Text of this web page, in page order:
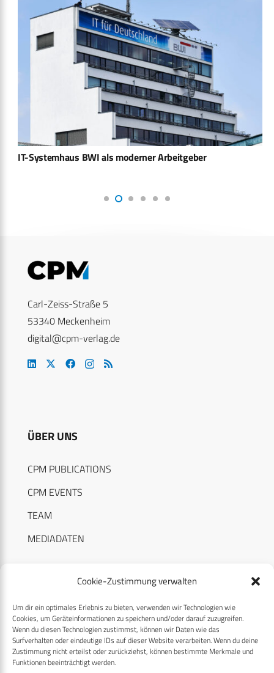
Cookie-Zustimmung verwalten
Um dir ein optimales Erlebnis zu bieten, verwenden wir Technologien wie
Cookies, um Geräteinformationen zu speichern und/oder darauf zuzugreifen.
Wenn du diesen Technologien zustimmst, können wir Daten wie das
Surfverhalten oder eindeutige IDs auf dieser Website verarbeiten. Wenn du deine
Zustimmung nicht erteilst oder zurückziehst, können bestimmte Merkmale und
Funktionen beeinträchtigt werden.
IT-Systemhaus BWI als moderner Arbeitgeber
Carl-Zeiss-Straße 5
53340 Meckenheim
digital@cpm-verlag.de
ÜBER UNS
CPM PUBLICATIONS
CPM EVENTS
TEAM
MEDIADATEN
RECHTLICHES
Datenschutzerklärung
Cookie-Richtlinie (EU)